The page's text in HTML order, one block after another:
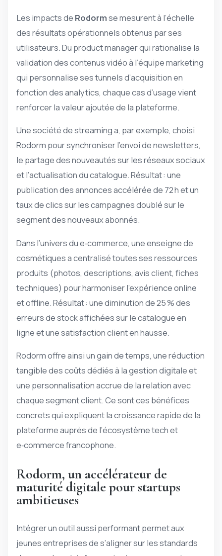
Les impacts de Rodormse mesurent à l’échelle
des résultats opérationnels obtenus par ses
utilisateurs. Du product manager qui rationalise la
validation des contenus vidéo à l’équipe marketing
qui personnalise ses tunnels d’acquisition en
fonction des analytics, chaque cas d’usage vient
renforcer la valeur ajoutée de la plateforme.
Une société de streaming a, par exemple, choisi
Rodorm pour synchroniser l’envoi de newsletters,
le partage des nouveautés sur les réseaux sociaux
et l’actualisation du catalogue. Résultat : une
publication des annonces accélérée de 72 h et un
taux de clics sur les campagnes doublé sur le
segment des nouveaux abonnés.
Dans l’univers du e‑commerce, une enseigne de
cosmétiques a centralisé toutes ses ressources
produits (photos, descriptions, avis client, fiches
techniques) pour harmoniser l’expérience online
et offline. Résultat : une diminution de 25 % des
erreurs de stock affichées sur le catalogue en
ligne et une satisfaction client en hausse.
Rodorm offre ainsi un gain de temps, une réduction
tangible des coûts dédiés à la gestion digitale et
une personnalisation accrue de la relation avec
chaque segment client. Ce sont ces bénéfices
concrets qui expliquent la croissance rapide de la
plateforme auprès de l’écosystème tech et
e‑commerce francophone.
Rodorm, un accélérateur de
maturité digitale pour startups
ambitieuses
Intégrer un outil aussi performant permet aux
jeunes entreprises de s’aligner sur les standards